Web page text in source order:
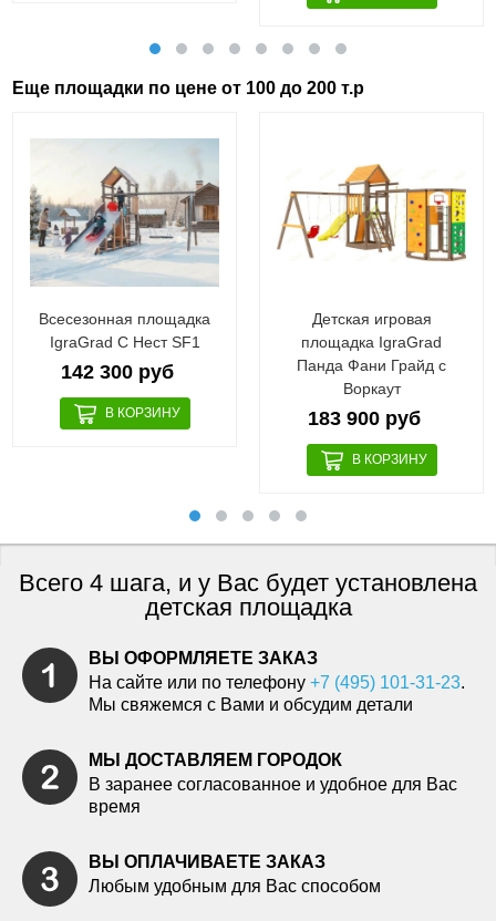
Еще площадки по цене от 100 до 200 т.р
Всесезонная площадка
IgraGrad С Нест SF1
142 300 руб
Детская игровая
площадка IgraGrad
Панда Фани Грайд с
Воркаут
183 900 руб
Всего 4 шага, и у Вас будет установлена
детская площадка
ВЫ ОФОРМЛЯЕТЕ ЗАКАЗ
На сайте или по телефону +7 (495) 101-31-23.
Мы свяжемся с Вами и обсудим детали
МЫ ДОСТАВЛЯЕМ ГОРОДОК
В заранее согласованное и удобное для Вас
время
ВЫ ОПЛАЧИВАЕТЕ ЗАКАЗ
Любым удобным для Вас способом